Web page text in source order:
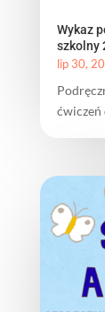
Wykaz
szkolny
lip 30,
ćwiczeń